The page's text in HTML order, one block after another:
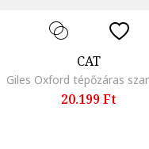
CAT
20.199 Ft